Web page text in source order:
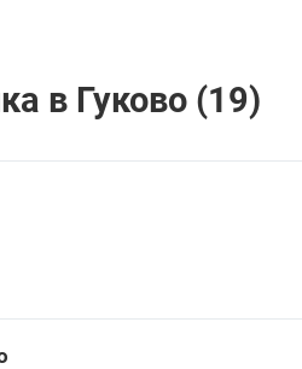
в Гуково (19)